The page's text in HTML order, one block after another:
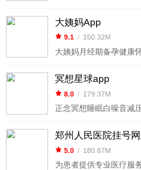
大姨妈App
9.1 / 150.32M
大姨妈月经期备孕健康
冥想星球app
8.0 / 179.37M
郑州人民医院挂号
5.0 / 180.87M
为患者提供专业医疗服